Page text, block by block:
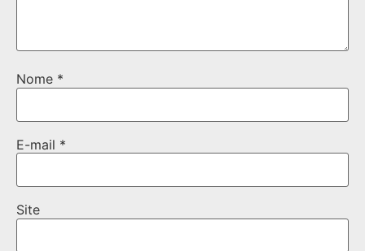
Nome *
E-mail *
Site